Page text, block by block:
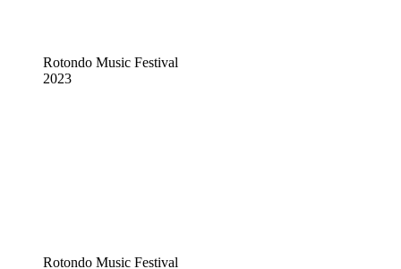
Rotondo Music Festival
2023
Rotondo Music Festival